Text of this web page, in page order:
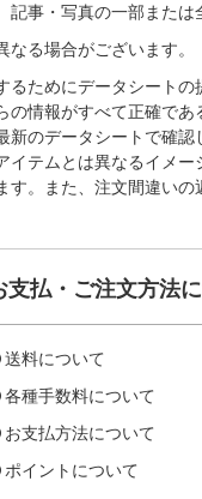
事・写真の一部また
る場合がございます。
ためにデータシートの
の情報がすべて正確であ
のデータシートで確認
テムとは異なるイメー
。また、注文間違い
支払・ご注文方法
送料について
各種手数料について
お支払方法について
ポイントについて